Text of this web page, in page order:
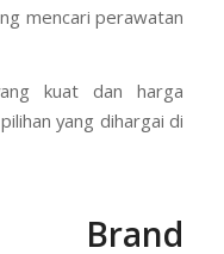
mencari perawatan
kuat dan harga
yang dihargai di
Brand